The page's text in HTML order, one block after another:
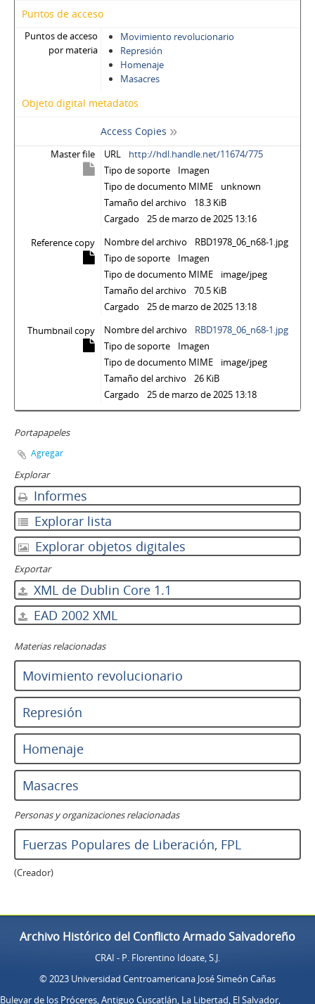
Puntos de acceso
Puntos de acceso
por materia
Movimiento revolucionario
Represión
Homenaje
Masacres
Objeto digital metadatos
Access Copies
Master file URL
http://hdl.handle.net/11674/775
Tipo de soporte
Imagen
Tipo de documento MIME
unknown
Tamaño del archivo
18.3 KiB
Cargado
25 de marzo de 2025 13:16
Reference copy
Nombre del archivo
RBD1978_06_n68-1.jpg
Tipo de soporte
Imagen
Tipo de documento MIME
image/jpeg
Tamaño del archivo
70.5 KiB
Cargado
25 de marzo de 2025 13:18
Thumbnail copy
Nombre del archivo
RBD1978_06_n68-1.jpg
Tipo de soporte
Imagen
Tipo de documento MIME
image/jpeg
Tamaño del archivo
26 KiB
Cargado
25 de marzo de 2025 13:18
Portapapeles
Agregar
Explorar
Informes
Explorar lista
Explorar objetos digitales
Exportar
XML de Dublin Core 1.1
EAD 2002 XML
Materias relacionadas
Movimiento revolucionario
Represión
Homenaje
Masacres
Personas y organizaciones relacionadas
Fuerzas Populares de Liberación, FPL
(Creador)
Archivo Histórico del Conflicto Armado Salvadoreño
CRAI - P. Florentino Idoate, S.J.
© 2023 Universidad Centroamericana José Simeón Cañas
Bulevar de los Próceres, Antiguo Cuscatlán, La Libertad, El Salvador,